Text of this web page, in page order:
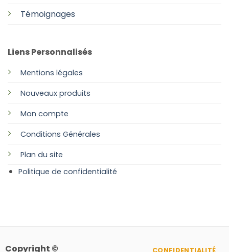
Témoignages
Liens Personnalisés
Mentions légales
Nouveaux produits
Mon compte
Conditions Générales
Plan du site
Politique de confidentialité
Copyright © CONFIDENTIALITÉ